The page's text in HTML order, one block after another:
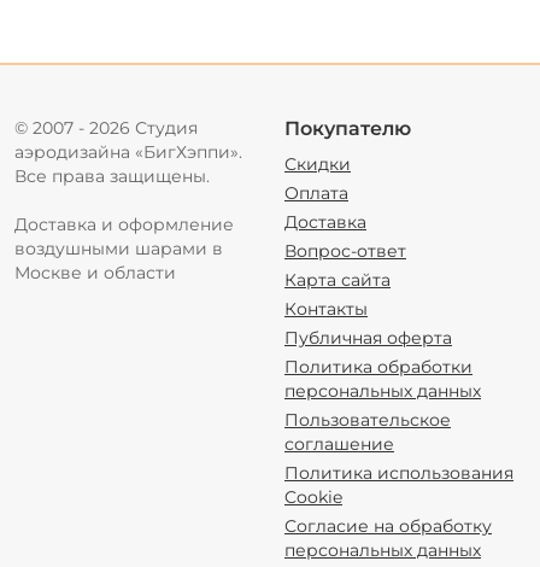
© 2007 - 2026 Студия
аэродизайна «БигХэппи».
Все права защищены.
Доставка и оформление
воздушными шарами в
Москве и области
Покупателю
Скидки
Оплата
Доставка
Вопрос-ответ
Карта сайта
Контакты
Публичная оферта
Политика обработки
персональных данных
Пользовательское
соглашение
Политика использования
Cookie
Согласие на обработку
персональных данных